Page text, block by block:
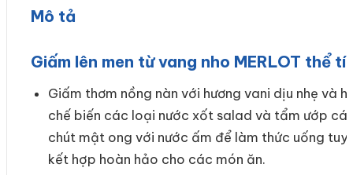
Mô tả
Giấm lên men từ vang nho MERLOT thể
Giấm thơm nồng nàn với hương vani dịu nhẹ và
chế biến các loại nước xốt salad và tẩm ướp
chút mật ong với nước ấm để làm thức uống
kết hợp hoàn hảo cho các món ăn.